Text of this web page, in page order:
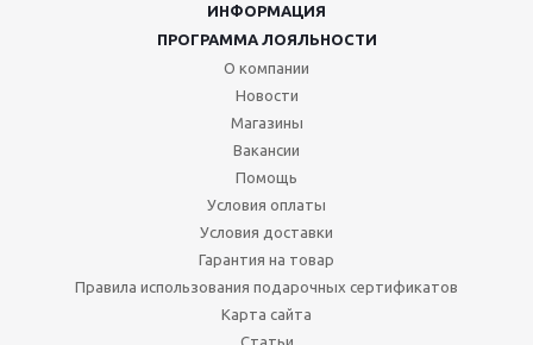
ИНФОРМАЦИЯ
ПРОГРАММА ЛОЯЛЬНОСТИ
О компании
Новости
Магазины
Вакансии
Помощь
Условия оплаты
Условия доставки
Гарантия на товар
Правила использования подарочных сертификатов
Карта сайта
Статьи